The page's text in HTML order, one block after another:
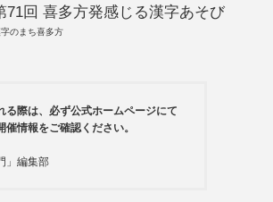
71回 喜多方発感じる漢字あそび
のまち喜多方
る際は、必ず公式ホームページにて
催情報をご確認ください。
」編集部